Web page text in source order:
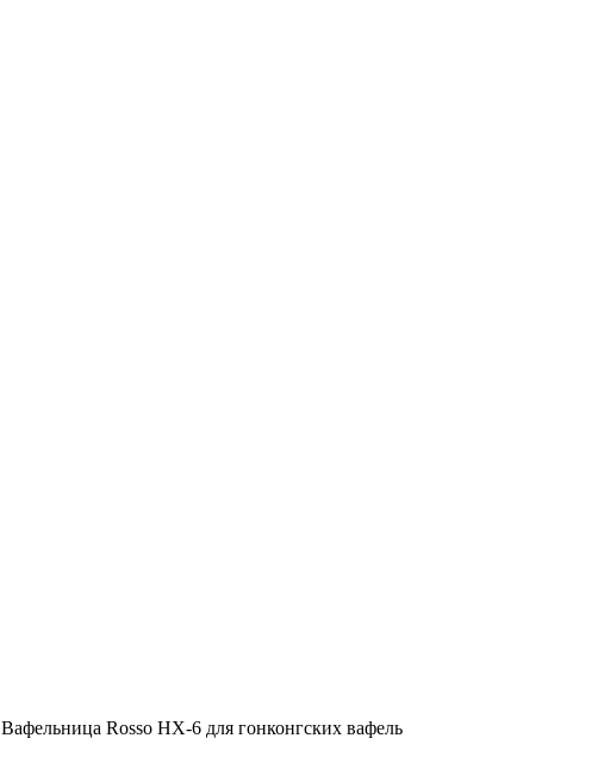
Вафельница Rosso HX-6 для гонконгских вафель